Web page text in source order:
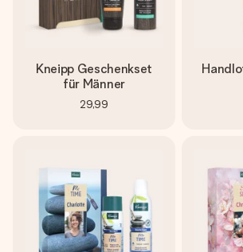
Kneipp Geschenkset
für Männer
29,99